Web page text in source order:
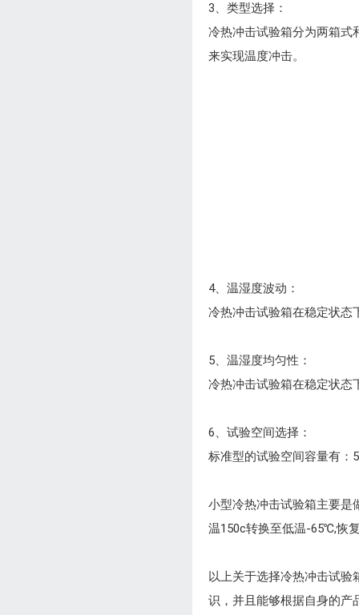
3、类型选择：
冷热冲击试验箱分为两箱式
来实现温度冲击。
4、温湿度波动：
冷热冲击试验箱在稳定状态
5、温湿度均匀性：
冷热冲击试验箱在稳定状态
6、试验空间选择：
标准型的试验空间容量有：
小型冷热冲击试验箱主要是
温150c转换至低温-65℃,恢
以上关于选择冷热冲击试验
识，并且能够根据自身的产